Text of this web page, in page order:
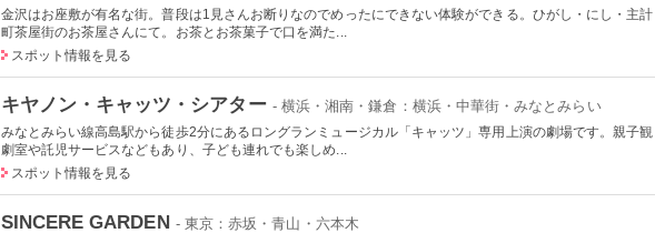
金沢はお座敷が有名な街。普段は1見さんお断りなのでめったにできない体験ができる。ひがし・にし・主計
町茶屋街のお茶屋さんにて。お茶とお茶菓子で口を満た...
スポット情報を見る
キヤノン・キャッツ・シアター - 横浜・湘南・鎌倉：横浜・中華街・みなとみらい
みなとみらい線高島駅から徒歩2分にあるロングランミュージカル「キャッツ」専用上演の劇場です。親子観
劇室や託児サービスなどもあり、子ども連れでも楽しめ...
スポット情報を見る
SINCERE GARDEN - 東京：赤坂・青山・六本木